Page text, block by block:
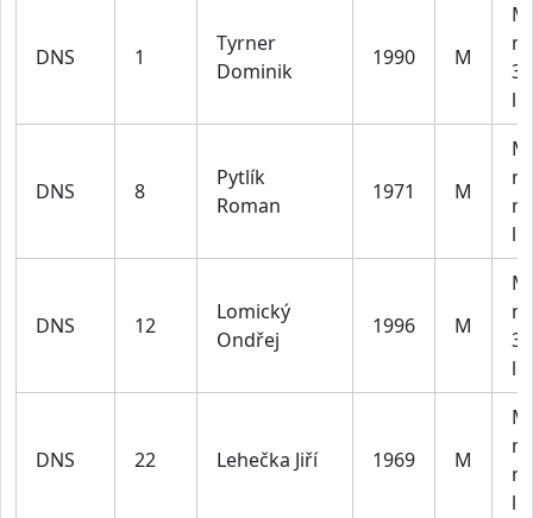
DNS 1
Tyrner
Dominik
1990 M
let
DNS 8
Pytlík
Roman
1971 M
let
DNS 12
Lomický
Ondřej
1996 M
let
DNS 22 Lehečka Jiří 1969 M
let